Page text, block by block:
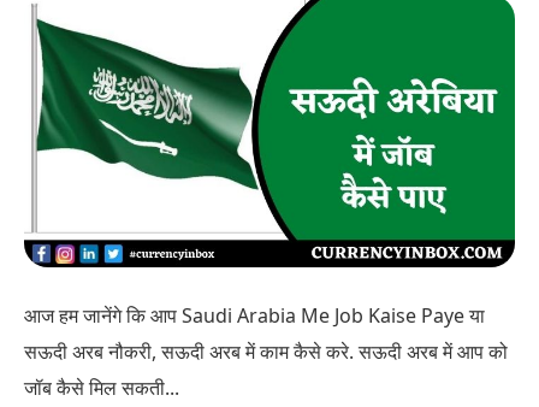
आज हम जानेंगे कि आप Saudi Arabia Me Job Kaise Paye या
सऊदी अरब नौकरी, सऊदी अरब में काम कैसे करे. सऊदी अरब में आप को
जॉब कैसे मिल सकती...